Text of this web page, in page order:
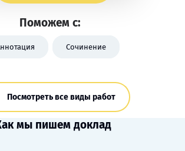
Поможем с:
Сочинение
Посмотреть все виды работ
мы пишем доклад